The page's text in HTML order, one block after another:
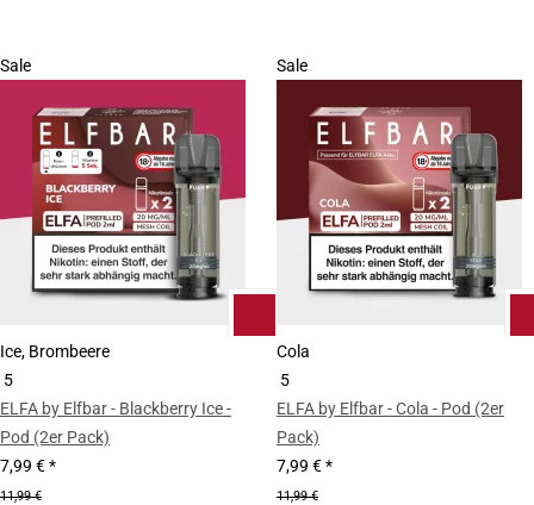
Sale
Ice, Brombeere
5
ELFA by Elfbar - Blackberry Ice -
Pod (2er Pack)
7,99 €*
11,99 €
Sale
Cola
5
ELFA by Elfbar - Cola - Pod (2er
Pack)
7,99 €*
11,99 €